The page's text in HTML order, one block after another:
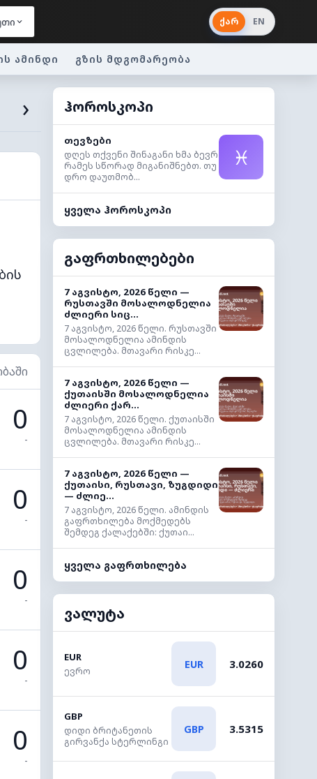
ქარ EN
ამინდი გზის მდგომარეობა
›
0
-
0
-
0
-
0
-
0
-
ჰოროსკოპი
თევზები
დღეს თქვენი შინაგანი ხმა ბევრ
რამეს სწორად მიგანიშნებთ. თუ
დრო დაუთმობ...
♓
ყველა ჰოროსკოპი
გაფრთხილებები
7 აგვისტო, 2026 წელი —
რუსთავში მოსალოდნელია
ძლიერი სიც...
7 აგვისტო, 2026 წელი. რუსთავში
მოსალოდნელია ამინდის
ცვლილება. მთავარი რისკე...
7 აგვისტო, 2026 წელი —
ქუთაისში მოსალოდნელია
ძლიერი ქარ...
7 აგვისტო, 2026 წელი. ქუთაისში
მოსალოდნელია ამინდის
ცვლილება. მთავარი რისკე...
7 აგვისტო, 2026 წელი —
ქუთაისი, რუსთავი, ზუგდიდი
— ძლიე...
7 აგვისტო, 2026 წელი. ამინდის
გაფრთხილება მოქმედებს
შემდეგ ქალაქებში: ქუთაი...
ყველა გაფრთხილება
ვალუტა
EUR
ევრო
EUR 3.0260
GBP
დიდი ბრიტანეთის
გირვანქა სტერლინგი
GBP 3.5315